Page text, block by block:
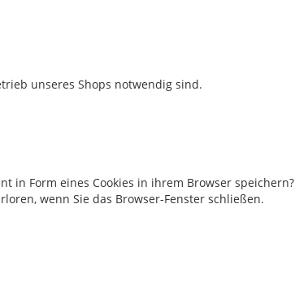
unseres Shops notwendig sind.
in Form eines Cookies in ihrem Browser speichern?
wenn Sie das Browser-Fenster schließen.